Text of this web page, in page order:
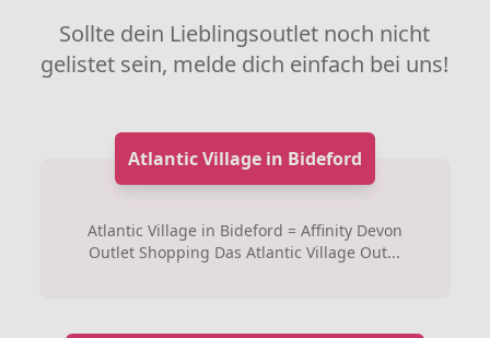
Sollte dein Lieblingsoutlet noch nicht
gelistet sein, melde dich einfach bei uns!
Atlantic Village in Bideford
Atlantic Village in Bideford = Affinity Devon
Outlet Shopping Das Atlantic Village Out...